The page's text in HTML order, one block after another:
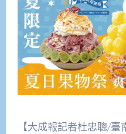
【大成報記者杜忠聰/